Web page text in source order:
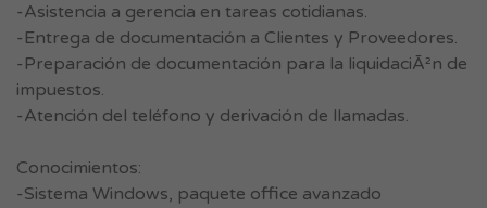
-Asistencia a gerencia en tareas cotidianas.
-Entrega de documentación a Clientes y Proveedores.
-Preparación de documentación para la liquidaciÃ²n de
impuestos.
-Atención del teléfono y derivación de llamadas.
Conocimientos:
-Sistema Windows, paquete office avanzado